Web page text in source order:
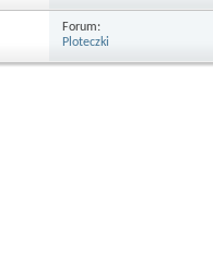
Forum:
Ploteczki